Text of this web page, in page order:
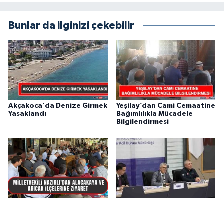
Bunlar da ilginizi çekebilir
Akçakoca'da Denize Girmek
Yasaklandı
Yeşilay’dan Cami Cemaatine
Bağımlılıkla Mücadele
Bilgilendirmesi